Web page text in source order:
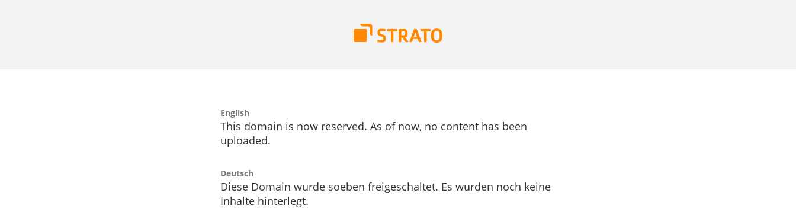
English
This domain is now reserved. As of now, no content has been
uploaded.
Deutsch
Diese Domain wurde soeben freigeschaltet. Es wurden noch keine
Inhalte hinterlegt.